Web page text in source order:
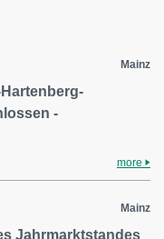
Mainz
-
more
Mainz
Jahrmarktstandes